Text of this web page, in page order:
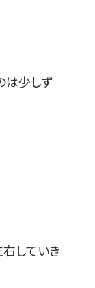
は少しず
していき